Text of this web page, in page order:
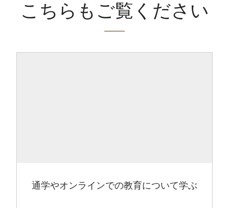
こちらもご覧ください
通学やオンラインでの教育について学ぶ